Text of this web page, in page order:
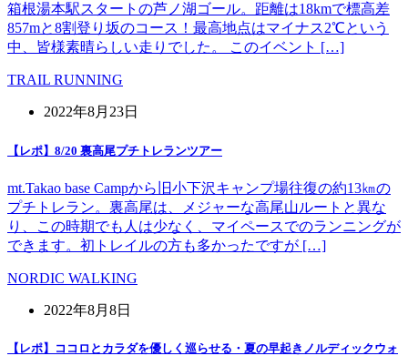
箱根湯本駅スタートの芦ノ湖ゴール。距離は18kmで標高差
857mと8割登り坂のコース！最高地点はマイナス2℃という
中、皆様素晴らしい走りでした。 このイベント […]
TRAIL RUNNING
2022年8月23日
【レポ】8/20 裏高尾プチトレランツアー
mt.Takao base Campから旧小下沢キャンプ場往復の約13㎞の
プチトレラン。裏高尾は、メジャーな高尾山ルートと異な
り、この時期でも人は少なく、マイペースでのランニングが
できます。初トレイルの方も多かったですが […]
NORDIC WALKING
2022年8月8日
【レポ】ココロとカラダを優しく巡らせる・夏の早起きノルディックウォ